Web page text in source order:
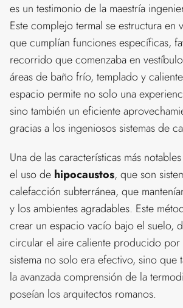
es un testimonio de la maestría
Este complejo termal se estructura en
que cumplían funciones específicas,
recorrido que comenzaba en
áreas de baño frío, templado y
espacio permite no solo una
sino también un eficiente
gracias a los ingeniosos sistemas de
Una de las características más
el uso de hipocaustos, que son
calefacción subterránea, que
y los ambientes agradables. Este
crear un espacio vacío bajo el suelo,
circular el aire caliente producido por
sistema no solo era efectivo, sino que
la avanzada comprensión de la
poseían los arquitectos romanos.